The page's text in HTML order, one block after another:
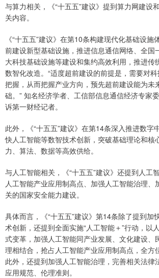
与算力相关，《“十五五”建议》提到算力网建设
关内容。
《“十五五”建议》在第10条构建现代化基础设施
前建设新型基础设施，推进信息通信网络、全国
大科技基础设施等建设和集约高效利用，推进传
数智化改造。“适度超前建设的前提是，需要对
把握，从而把握产业方向，预先超前建设能为未
础。” 知名经济学者、工信部信息通信经济专家
诉第一财经记者。
此外，《“十五五”建议》在第14条深入推进数字
快人工智能等数智技术创新，突破基础理论和核
力、算法、数据等高效供给。
与人工智能相关，《“十五五”建议》还提到人工
人工智能产业应用制高点、加强人工智能治理、
关的国家安全能力建设。
具体而言，《“十五五”建议》第14条除了提到加
术创新，还提到全面实施“人工智能＋”行动，以
式变革，加强人工智能同产业发展、文化建设、
理相结合，抢占人工智能产业应用制高点，全方
此外，还提到加强人工智能治理，完善相关法律
应用规范、伦理准则。